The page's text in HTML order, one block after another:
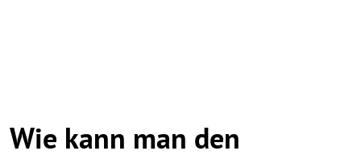
Wie kann man den